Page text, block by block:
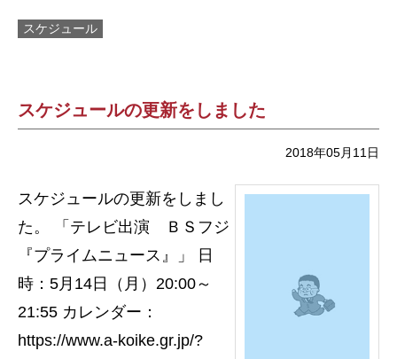
スケジュール
スケジュールの更新をしました
2018年05月11日
スケジュールの更新をしまし
た。 「テレビ出演 ＢＳフジ
『プライムニュース』」 日
時：5月14日（月）20:00～
21:55 カレンダー：
https://www.a-koike.gr.jp/?